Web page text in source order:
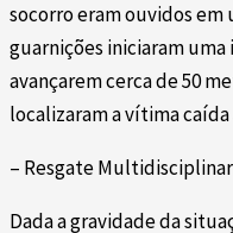
socorro eram ouvidos em
guarnições iniciaram
avançarem cerca de 50
localizaram a vítima
– Resgate Multidisciplinar
Dada a gravidade da